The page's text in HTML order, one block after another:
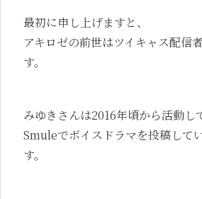
最初に申し上げますと、
アキロゼの前世はツイキャス配信
す。
みゆきさんは2016年頃から活動し
Smuleでボイスドラマを投稿して
す。